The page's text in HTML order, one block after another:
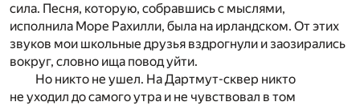
сила. Песня, которую, собравшись с мыслями,
исполнила Море Рахилли, была на ирландском. От этих
звуков мои школьные друзья вздрогнули и заозирались
вокруг, словно ища повод уйти.
Но никто не ушел. На Дартмут-сквер никто
не уходил до самого утра и не чувствовал в том